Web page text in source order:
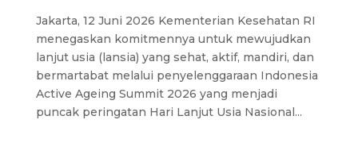
Jakarta, 12 Juni 2026 Kementerian Kesehatan RI
menegaskan komitmennya untuk mewujudkan
lanjut usia (lansia) yang sehat, aktif, mandiri, dan
bermartabat melalui penyelenggaraan Indonesia
Active Ageing Summit 2026 yang menjadi
puncak peringatan Hari Lanjut Usia Nasional...